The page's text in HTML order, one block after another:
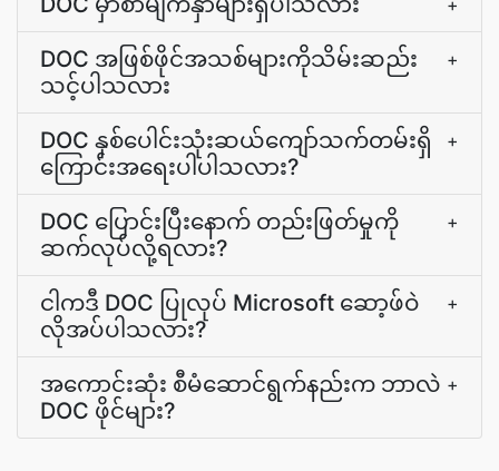
+
DOC အဖြစ်ဖိုင်အသစ်များကိုသိမ်းဆည်း
သင့်ပါသလား
+
DOC နှစ်ပေါင်းသုံးဆယ်ကျော်သက်တမ်းရှိ
ကြောင်းအရေးပါပါသလား?
+
DOC ပြောင်းပြီးနောက် တည်းဖြတ်မှုကို
ဆက်လုပ်လို့ရလား?
+
ငါကဒီ DOC ပြုလုပ် Microsoft ဆော့ဖ်ဝဲ
လိုအပ်ပါသလား?
+
အကောင်းဆုံး စီမံဆောင်ရွက်နည်းက ဘာလဲ
DOC ဖိုင်များ?
+